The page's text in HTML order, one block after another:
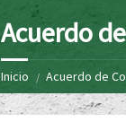
Acuerdo
Inicio Acuerdo de